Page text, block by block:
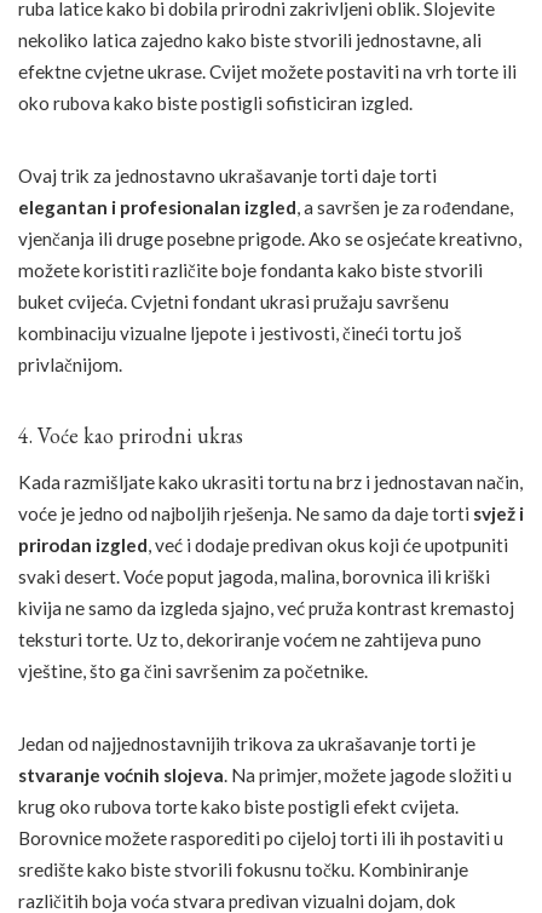
ruba latice kako bi dobila prirodni zakrivljeni oblik. Slojevite
nekoliko latica zajedno kako biste stvorili jednostavne, ali
efektne cvjetne ukrase. Cvijet možete postaviti na vrh torte ili
oko rubova kako biste postigli sofisticiran izgled.
Ovaj trik za jednostavno ukrašavanje torti daje torti
elegantan i profesionalan izgled, a savršen je za rođendane,
vjenčanja ili druge posebne prigode. Ako se osjećate kreativno,
možete koristiti različite boje fondanta kako biste stvorili
buket cvijeća. Cvjetni fondant ukrasi pružaju savršenu
kombinaciju vizualne ljepote i jestivosti, čineći tortu još
privlačnijom.
4. Voće kao prirodni ukras
Kada razmišljate kako ukrasiti tortu na brz i jednostavan način,
voće je jedno od najboljih rješenja. Ne samo da daje torti svjež i
prirodan izgled, već i dodaje predivan okus koji će upotpuniti
svaki desert. Voće poput jagoda, malina, borovnica ili kriški
kivija ne samo da izgleda sjajno, već pruža kontrast kremastoj
teksturi torte. Uz to, dekoriranje voćem ne zahtijeva puno
vještine, što ga čini savršenim za početnike.
Jedan od najjednostavnijih trikova za ukrašavanje torti je
stvaranje voćnih slojeva. Na primjer, možete jagode složiti u
krug oko rubova torte kako biste postigli efekt cvijeta.
Borovnice možete rasporediti po cijeloj torti ili ih postaviti u
središte kako biste stvorili fokusnu točku. Kombiniranje
različitih boja voća stvara predivan vizualni dojam, dok